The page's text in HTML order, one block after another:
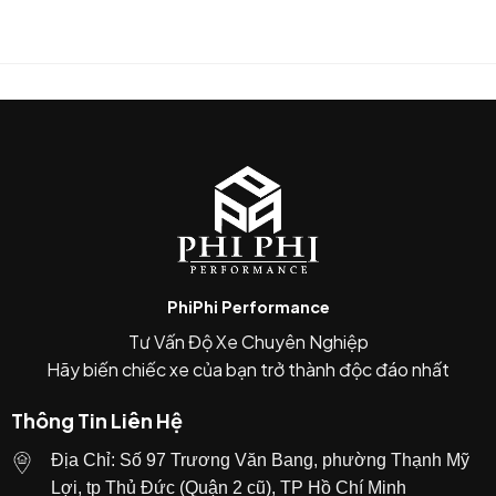
5. Chất lượng OEM chính hãng
nhiệt, nước, bụi và rửa xe áp
độ hoàn thiện cao giống trang bị nguyên bản.
6. Tương thích nhiều phiên bản G20
Part number63172466703
phiên bản củaBMW 3 Seriesnhư:
PhiPhi Performance
Tư Vấn Độ Xe Chuyên Nghiệp
Hãy biến chiếc xe của bạn trở thành độc đáo nhất
Thông Tin Liên Hệ
Địa Chỉ: Số 97 Trương Văn Bang, phường Thạnh Mỹ
Lợi, tp Thủ Đức (Quận 2 cũ), TP Hồ Chí Minh